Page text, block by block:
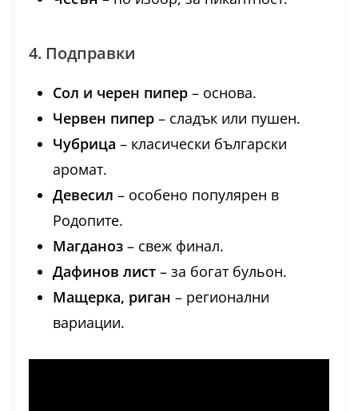
4. Подправки
Сол и черен пипер – основа.
Червен пипер – сладък или пушен.
Чубрица – класически български
аромат.
Девесил – особено популярен в
Родопите.
Магданоз – свеж финал.
Дафинов лист – за богат бульон.
Мащерка, риган – регионални
вариации.